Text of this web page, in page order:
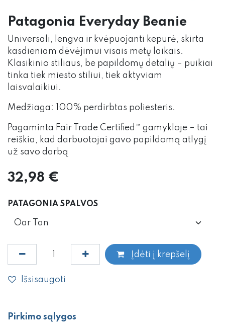
Patagonia Everyday Beanie
Universali, lengva ir kvėpuojanti kepurė, skirta
kasdieniam dėvėjimui visais metų laikais.
Klasikinio stiliaus, be papildomų detalių – puikiai
tinka tiek miesto stiliui, tiek aktyviam
laisvalaikiui.
Medžiaga: 100% perdirbtas poliesteris.
Pagaminta Fair Trade Certified™ gamykloje – tai
reiškia, kad darbuotojai gavo papildomą atlygį
už savo darbą
32,98 €
PATAGONIA SPALVOS
Įdėti į krepšelį
Išsisaugoti
Pirkimo sąlygos